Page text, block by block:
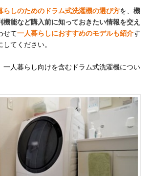
らしのためのドラム式洗濯機の選び方を、 機
機能など購入前に知っておきたい情報を交え
せて一人暮らしにおすすめのモデルも紹介す
てください。
人暮らし向けを含むドラム式洗濯機につい